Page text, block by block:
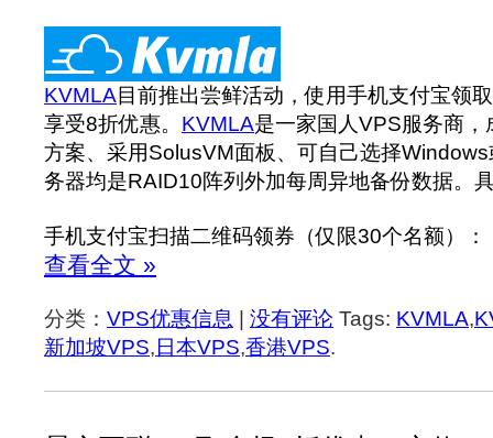
KVMLA目前推出尝鲜活动，使用手机支付宝领
享受8折优惠。 KVMLA是一家国人VPS服务商
方案、采用SolusVM面板、可自己选择
务器均是RAID10阵列外加每周异地备份数据。
手机支付宝扫描二维码领券（仅限30个名额）：
查看全文 »
分类： VPS优惠信息 没有评论 Tags: KVMLA,
新加坡VPS, 日本VPS,香港VPS.